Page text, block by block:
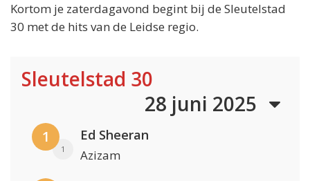
Kortom je zaterdagavond begint bij de Sleutelstad
30 met de hits van de Leidse regio.
Sleutelstad 30
28 juni 2025
1
1
Ed Sheeran
Azizam